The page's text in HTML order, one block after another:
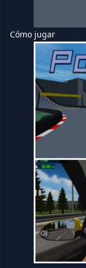
Cómo jugar